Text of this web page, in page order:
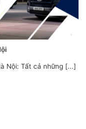
Nội: Tất cả những [...]